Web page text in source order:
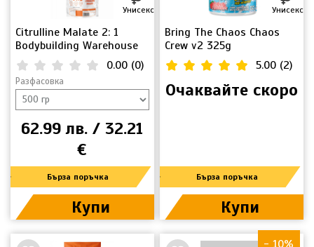
Citrulline Malate 2: 1
Bodybuilding Warehouse
Унисекс
0.00 (0)
Разфасовка
62.99 лв. / 32.21
€
Бърза поръчка
Купи
Bring The Chaos Chaos
Crew v2 325g
Унисекс
5.00 (2)
Очаквайте скоро
Бърза поръчка
Купи
НОВО
- 10%